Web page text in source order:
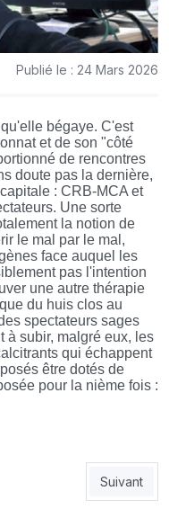
Publié le : 24 Mars 2026
bégaye. C'est
et de son "côté
de rencontres
doute pas la dernière,
: CRB-MCA et
Une sorte
la notion de
le mal par le mal,
face auquel les
pas l'intention
une autre thérapie
du huis clos au
spectateurs sages
à subir, malgré eux, les
qui échappent
être dotés de
pour la nième fois :
FONT PSCHITT !Article
Suivant